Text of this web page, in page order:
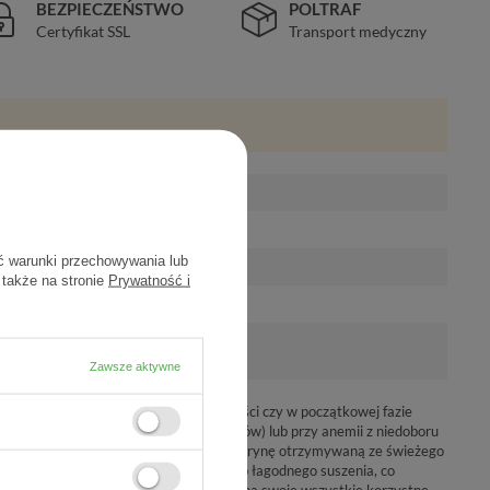
BEZPIECZEŃSTWO
Certyfikat SSL
POLTRAF
Transport medyczny
osoby o słabej odporności czy w początkowej fazie
zdrowienia i ograniczenia objawów) lub przy anemii z niedoboru
pierwotną laktoferynę otrzymywaną ze świeżego
wykorzystuje się specjalny sposób łagodnego suszenia, co
warunki przechowywania lub
na stronie Prywatność i
Zawsze aktywne